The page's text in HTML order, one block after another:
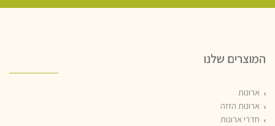
המוצרים שלנו
ארונות
ארונות הזזה
חדרי ארונות